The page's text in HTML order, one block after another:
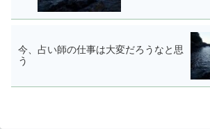
今、占い師の仕事は大変だろうなと思
う